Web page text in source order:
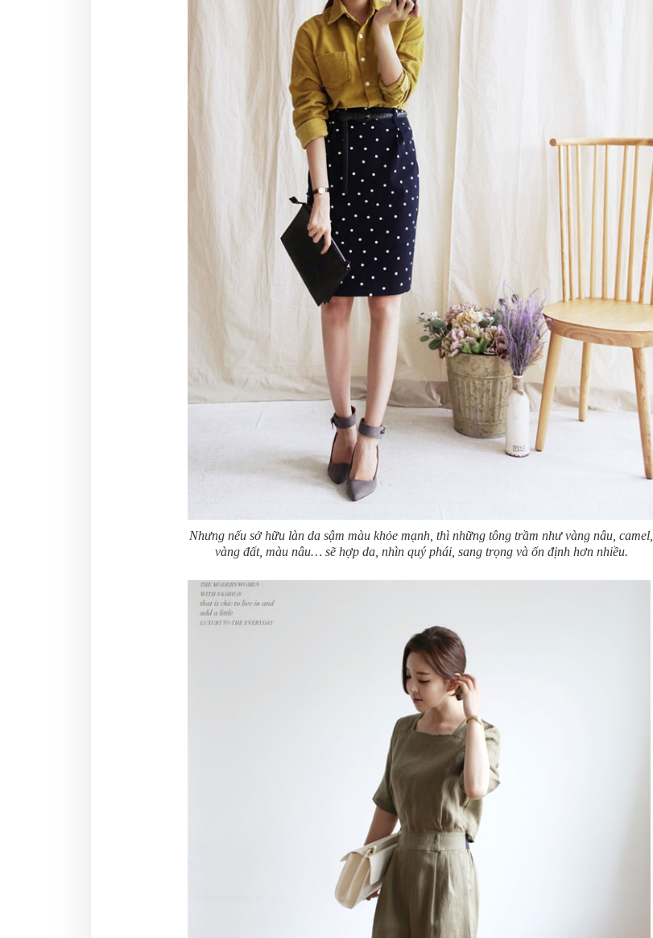
Nhưng nếu sở hữu làn da sậm màu khỏe mạnh, thì những tông trầm như vàng nâu, camel,
vàng đất, màu nâu… sẽ hợp da, nhìn quý phái, sang trọng và ổn định hơn nhiều.